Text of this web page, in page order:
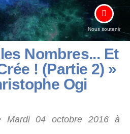
Nous soutenir
Nombres... Et
! (Partie 2) »
Ogi
Mardi 04 octobre 2016 à